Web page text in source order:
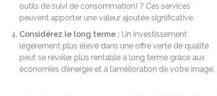
outils de suivi de consommation) ? Ces services
peuvent apporter une valeur ajoutée significative.
Considérez le long terme : Un investissement
légèrement plus élevé dans une offre verte de qualité
peut se révéler plus rentable à long terme grâce aux
économies d’énergie et à l’amélioration de votre image.